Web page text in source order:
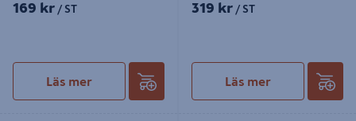
169 kr / ST
Läs mer
319 kr / ST
Läs mer